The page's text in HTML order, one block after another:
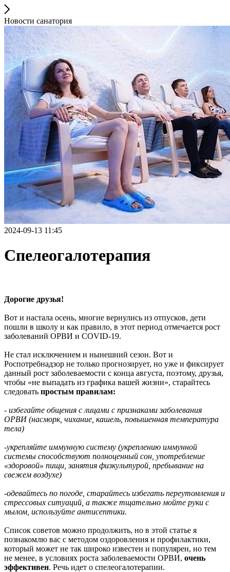
Новости санатория
2024-09-13 11:45
Спелеогалотерапия
Дорогие друзья!
Вот и настала осень, многие вернулись из отпусков, дети
пошли в школу и как правило, в этот период отмечается рост
заболеваний ОРВИ и COVID-19.
Не стал исключением и нынешний сезон. Вот и
Роспотребнадзор не только прогнозирует, но уже и фиксирует
данный рост заболеваемости с конца августа, поэтому, друзья,
чтобы «не выпадать из графика вашей жизни», старайтесь
следовать простым правилам:
- избегайте общения с лицами с признаками заболевания
ОРВИ (насморк, чихание, кашель, повышенная температура
тела)
-укрепляйте иммунную систему (укреплению иммунной
системы способствуют полноценный сон, употребление
«здоровой» пищи, занятия физкультурой, пребывание на
свежем воздухе)
-одевайтесь по погоде, старайтесь избегать переутомления и
стрессовых ситуаций, а также тщательно мойте руки с
мылом, используйте антисептики.
Список советов можно продолжить, но в этой статье я
познакомлю вас с методом оздоровления и профилактики,
который может не так широко известен и популярен, но тем
не менее, в условиях роста заболеваемости ОРВИ, очень
эффективен. Речь идет о спелеогалотерапии.